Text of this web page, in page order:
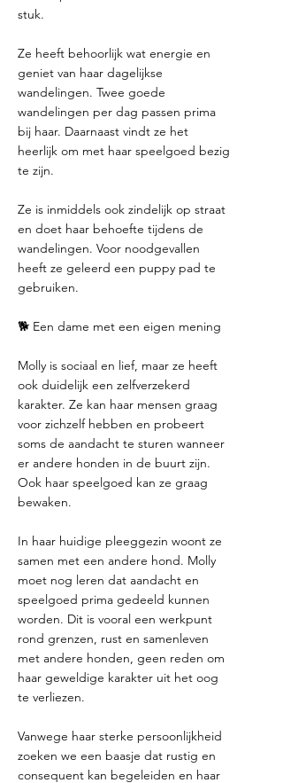
stuk.
Ze heeft behoorlijk wat energie en
geniet van haar dagelijkse
wandelingen. Twee goede
wandelingen per dag passen prima
bij haar. Daarnaast vindt ze het
heerlijk om met haar speelgoed bezig
te zijn.
Ze is inmiddels ook zindelijk op straat
en doet haar behoefte tijdens de
wandelingen. Voor noodgevallen
heeft ze geleerd een puppy pad te
gebruiken.
🐕 Een dame met een eigen mening
Molly is sociaal en lief, maar ze heeft
ook duidelijk een zelfverzekerd
karakter. Ze kan haar mensen graag
voor zichzelf hebben en probeert
soms de aandacht te sturen wanneer
er andere honden in de buurt zijn.
Ook haar speelgoed kan ze graag
bewaken.
In haar huidige pleeggezin woont ze
samen met een andere hond. Molly
moet nog leren dat aandacht en
speelgoed prima gedeeld kunnen
worden. Dit is vooral een werkpunt
rond grenzen, rust en samenleven
met andere honden, geen reden om
haar geweldige karakter uit het oog
te verliezen.
Vanwege haar sterke persoonlijkheid
zoeken we een baasje dat rustig en
consequent kan begeleiden en haar